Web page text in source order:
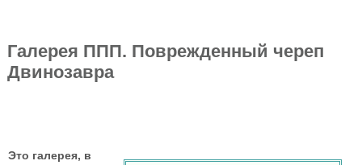
Галерея ППП. Поврежденный череп
Двинозавра
Это галерея, в